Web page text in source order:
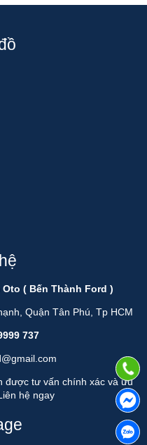
( Bến Thành Ford )
Quận Tân Phú, Tp HCM
737
được tư vấn chính xác và ưu
hệ ngay